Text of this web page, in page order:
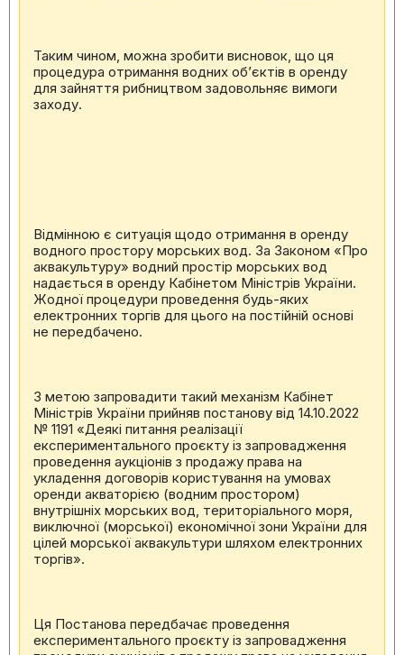
Таким чином, можна зробити висновок, що ця
процедура отримання водних об’єктів в оренду
для зайняття рибництвом задовольняє вимоги
заходу.
Відмінною є ситуація щодо отримання в оренду
водного простору морських вод. За Законом «Про
аквакультуру» водний простір морських вод
надається в оренду Кабінетом Міністрів України.
Жодної процедури проведення будь-яких
електронних торгів для цього на постійній основі
не передбачено.
З метою запровадити такий механізм Кабінет
Міністрів України прийняв постанову від 14.10.2022
№ 1191 «Деякі питання реалізації
експериментального проєкту із запровадження
проведення аукціонів з продажу права на
укладення договорів користування на умовах
оренди акваторією (водним простором)
внутрішніх морських вод, територіального моря,
виключної (морської) економічної зони України для
цілей морської аквакультури шляхом електронних
торгів».
Ця Постанова передбачає проведення
експериментального проєкту із запровадження